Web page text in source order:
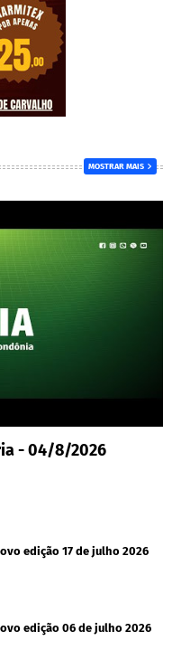
MOSTRAR MAIS
- 04/8/2026
edição 17 de julho 2026
edição 06 de julho 2026